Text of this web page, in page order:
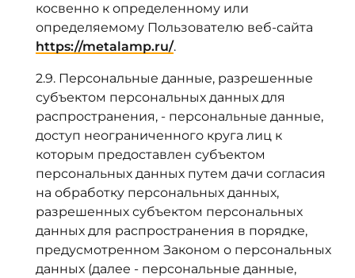
косвенно к определенному или
определяемому Пользователю веб-сайта
https://metalamp.ru/.
2.9. Персональные данные, разрешенные
субъектом персональных данных для
распространения, - персональные данные,
доступ неограниченного круга лиц к
которым предоставлен субъектом
персональных данных путем дачи согласия
на обработку персональных данных,
разрешенных субъектом персональных
данных для распространения в порядке,
предусмотренном Законом о персональных
данных (далее - персональные данные,